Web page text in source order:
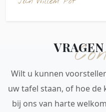
Wilt u kunnen
uw tafel staan, of hoe de
bij ons van harte